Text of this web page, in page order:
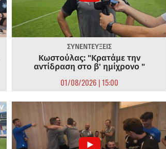
ΣΥΝΕΝΤΕΥΞΕΙΣ
Κωστούλας: "Κρατάμε την
αντίδραση στο β' ημίχρονο "
01/08/2026 | 15:00